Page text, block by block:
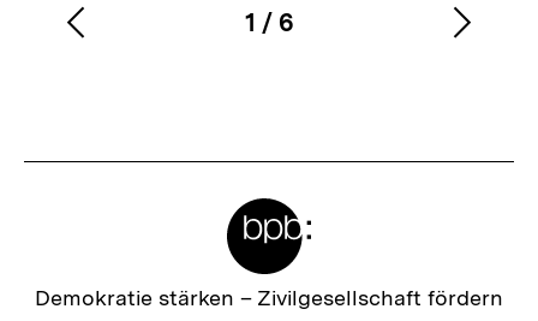
Karussellinhalt
1
von
/ 6
Vorherigen
Zur
Demokratie stärken – Zivilgesellschaft fördern